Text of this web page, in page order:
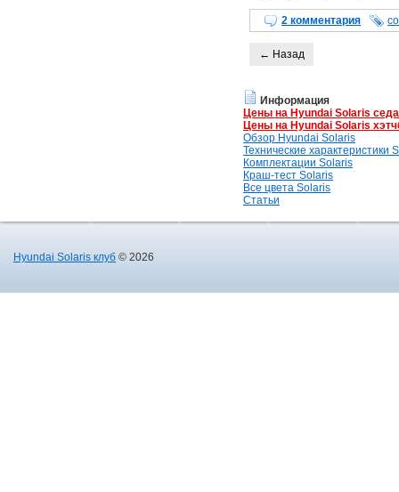
2 комментария
← Назад
Информация
Цены на Hyundai Solaris
Цены на Hyundai Solaris
Обзор Hyundai Solaris
Технические характеристики
Комплектации Solaris
Краш-тест Solaris
Все цвета Solaris
Статьи
Hyundai Solaris клуб © 2026